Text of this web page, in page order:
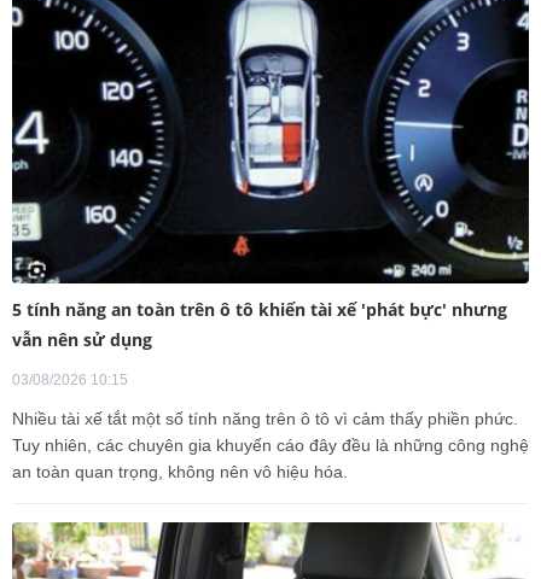
5 tính năng an toàn trên ô tô khiến tài xế 'phát bực' nhưng
vẫn nên sử dụng
03/08/2026 10:15
Nhiều tài xế tắt một số tính năng trên ô tô vì cảm thấy phiền phức.
Tuy nhiên, các chuyên gia khuyến cáo đây đều là những công nghệ
an toàn quan trọng, không nên vô hiệu hóa.